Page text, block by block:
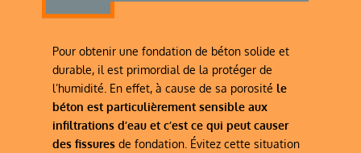
Pour obtenir une fondation de béton solide et
durable, il est primordial de la protéger de
l’humidité. En effet, à cause de sa porosité le
béton est particulièrement sensible aux
infiltrations d’eau et c’est ce qui peut causer
des fissuresde fondation. Évitez cette situation